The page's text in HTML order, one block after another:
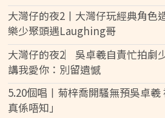
大灣仔的夜2丨大灣仔玩經典角色
樂少聚頭遇Laughing哥
大灣仔的夜2︳吳卓羲自責忙拍劇
講我愛你：別留遺憾
5.20個唱丨菊梓喬開騷無預吳卓
真係唔知」